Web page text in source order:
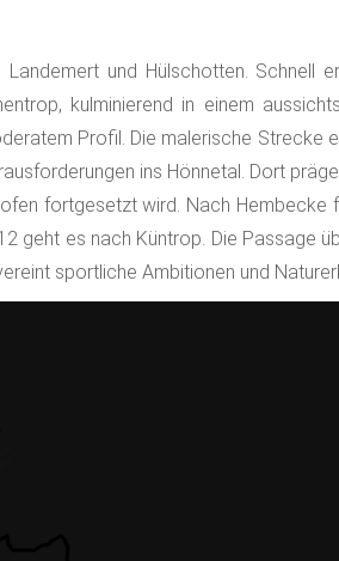
und Hülschotten. Schnell
kulminierend in einem
Profil. Die malerische Strecke
ins Hönnetal. Dort
fortgesetzt wird. Nach
geht es nach Küntrop. Die Passage
sportliche Ambitionen und